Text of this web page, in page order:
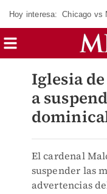
Hoy interesa: Chicago vs
Iglesia
a
El cardenal
suspender las
advertencias